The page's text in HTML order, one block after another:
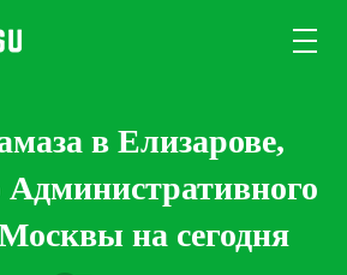
в Елизарове,
на сегодня